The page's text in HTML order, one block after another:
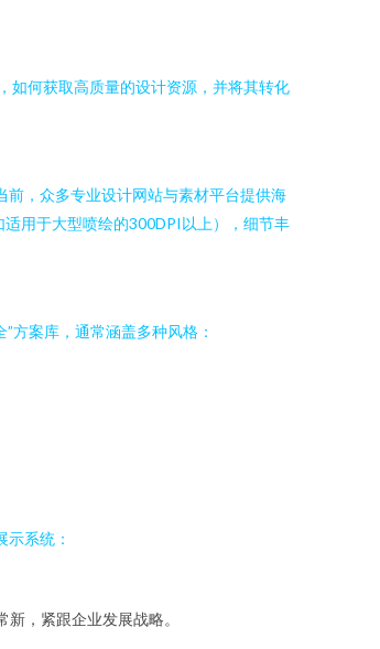
如何获取高质量的设计资源，并将其转化
前，众多专业设计网站与素材平台提供海
用于大型喷绘的300DPI以上），细节丰
方案库，通常涵盖多种风格：
系统：
，紧跟企业发展战略。